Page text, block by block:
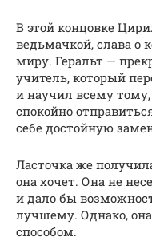
В этой концовке
ведьмачкой, слава о
миру. Геральт —
учитель, который
и научил всему
спокойно
себе достойную
Ласточка же
она хочет. Она не
и дало бы
лучшему. Однако,
способом.